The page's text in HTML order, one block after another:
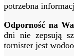
potrzebna
Odporność na
dni nie zepsują
tornister jest